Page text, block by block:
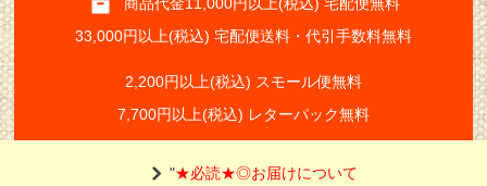
33,000円以上(税込) 宅配便送料・代引手数料無料
2,200円以上(税込) スモール便無料
7,700円以上(税込) レターパック無料
"★必読★◎お届けについて